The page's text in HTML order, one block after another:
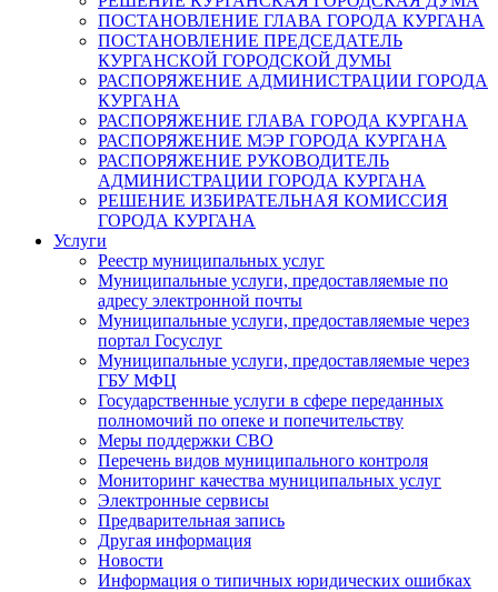
ПОСТАНОВЛЕНИЕ ГЛАВА ГОРОДА КУРГАНА
ПОСТАНОВЛЕНИЕ ПРЕДСЕДАТЕЛЬ
КУРГАНСКОЙ ГОРОДСКОЙ ДУМЫ
РАСПОРЯЖЕНИЕ АДМИНИСТРАЦИИ ГОРОДА
КУРГАНА
РАСПОРЯЖЕНИЕ ГЛАВА ГОРОДА КУРГАНА
РАСПОРЯЖЕНИЕ МЭР ГОРОДА КУРГАНА
РАСПОРЯЖЕНИЕ РУКОВОДИТЕЛЬ
АДМИНИСТРАЦИИ ГОРОДА КУРГАНА
РЕШЕНИЕ ИЗБИРАТЕЛЬНАЯ КОМИССИЯ
ГОРОДА КУРГАНА
Услуги
Реестр муниципальных услуг
Муниципальные услуги, предоставляемые по
адресу электронной почты
Муниципальные услуги, предоставляемые через
портал Госуслуг
Муниципальные услуги, предоставляемые через
ГБУ МФЦ
Государственные услуги в сфере переданных
полномочий по опеке и попечительству
Меры поддержки СВО
Перечень видов муниципального контроля
Мониторинг качества муниципальных услуг
Электронные сервисы
Предварительная запись
Другая информация
Новости
Информация о типичных юридических ошибках